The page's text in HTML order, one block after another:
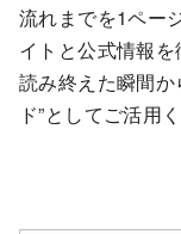
流れまでを1ペー
イトと公式情報を
読み終えた瞬間か
ド”としてご活用